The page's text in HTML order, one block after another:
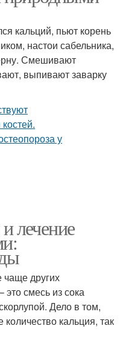
кальций, пьют корень
настои сабельника,
Смешивают
выпивают заварку
лечение
чаще других
смесь из сока
Дело в том,
кальция, так